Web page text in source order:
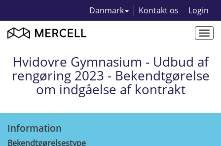
Danmark Kontakt os Login
Hvidovre Gymnasium - Udbud af
rengøring 2023 - Bekendtgørelse
om indgåelse af kontrakt
Information
Bekendtgørelsestype